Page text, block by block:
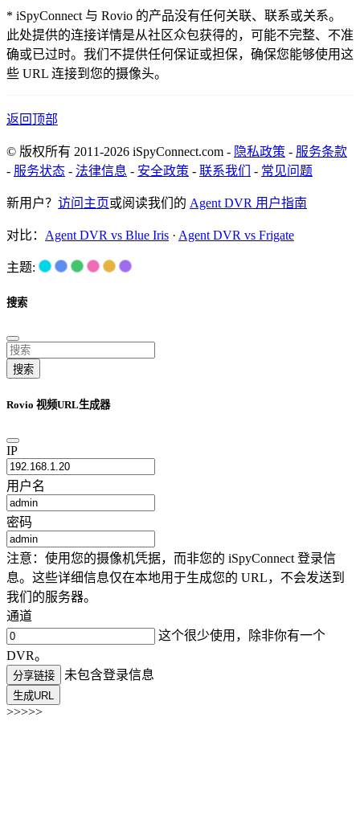
* iSpyConnect 与 Rovio 的产品没有任何关联、联系或关系。
此处提供的连接详情是从社区众包获得的，可能不完整、不准
确或已过时。我们不提供任何保证或担保，确保您能够使用这
些 URL 连接到您的摄像头。
返回顶部
© 版权所有 2011-2026 iSpyConnect.com - 隐私政策 - 服务条款
- 服务状态 - 法律信息 - 安全政策 - 联系我们 - 常见问题
新用户？ 访问主页或阅读我们的 Agent DVR 用户指南
对比： Agent DVR vs Blue Iris · Agent DVR vs Frigate
主题:
搜索
搜索
Rovio 视频URL生成器
IP
用户名
密码
注意：使用您的摄像机凭据，而非您的 iSpyConnect 登录信
息。这些详细信息仅在本地用于生成您的 URL，不会发送到
我们的服务器。
通道
这个很少使用，除非你有一个
DVR。
分享链接 未包含登录信息
生成URL
>>>>>